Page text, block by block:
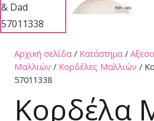
Αρχική σελίδα / Κατάστημα /
Μαλλιών / Κορδέλες Μαλλιών /
57011338
Κορδέλα